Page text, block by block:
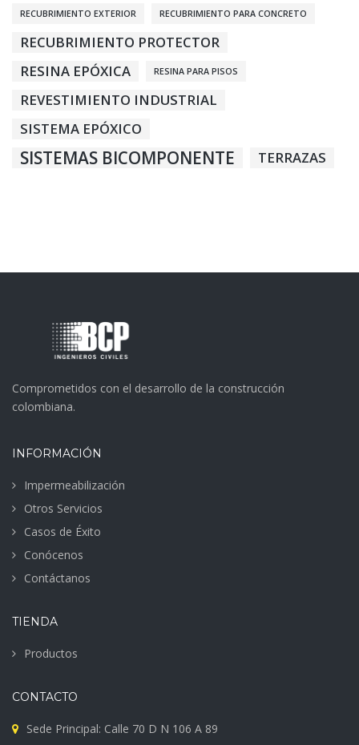
RECUBRIMIENTO EXTERIOR RECUBRIMIENTO PARA CONCRETO
RECUBRIMIENTO PROTECTOR
RESINA EPÓXICA
RESINA PARA PISOS
REVESTIMIENTO INDUSTRIAL
SISTEMA EPÓXICO
SISTEMAS BICOMPONENTE TERRAZAS
Comprometidos con el desarrollo de la construcción
colombiana.
INFORMACIÓN
Impermeabilización
Otros Servicios
Casos de Éxito
Conócenos
Contáctanos
TIENDA
Productos
CONTACTO
Sede Principal: Calle 70 D N 106 A 89